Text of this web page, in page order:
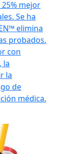
mejor
Se ha
elimina
probados.
con
la
la
de
médica.